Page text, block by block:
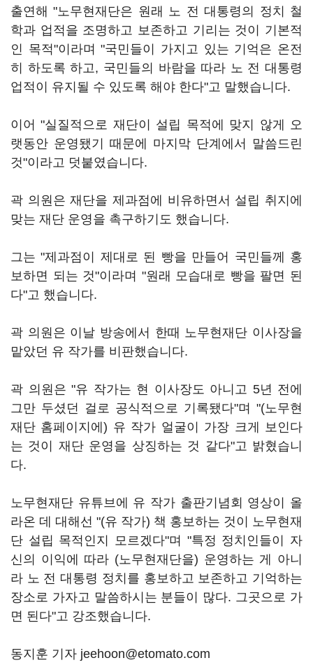
출연해 "노무현재단은 원래 노 전 대통령의 정치 철
학과 업적을 조명하고 보존하고 기리는 것이 기본적
인 목적"이라며 "국민들이 가지고 있는 기억은 온전
히 하도록 하고, 국민들의 바람을 따라 노 전 대통령
업적이 유지될 수 있도록 해야 한다"고 말했습니다.
이어 "실질적으로 재단이 설립 목적에 맞지 않게 오
랫동안 운영됐기 때문에 마지막 단계에서 말씀드린
것"이라고 덧붙였습니다.
곽 의원은 재단을 제과점에 비유하면서 설립 취지에
맞는 재단 운영을 촉구하기도 했습니다.
그는 "제과점이 제대로 된 빵을 만들어 국민들께 홍
보하면 되는 것"이라며 "원래 모습대로 빵을 팔면 된
다"고 했습니다.
곽 의원은 이날 방송에서 한때 노무현재단 이사장을
맡았던 유 작가를 비판했습니다.
곽 의원은 "유 작가는 현 이사장도 아니고 5년 전에
그만 두셨던 걸로 공식적으로 기록됐다"며 "(노무현
재단 홈페이지에) 유 작가 얼굴이 가장 크게 보인다
는 것이 재단 운영을 상징하는 것 같다"고 밝혔습니
다.
노무현재단 유튜브에 유 작가 출판기념회 영상이 올
라온 데 대해선 "(유 작가) 책 홍보하는 것이 노무현재
단 설립 목적인지 모르겠다"며 "특정 정치인들이 자
신의 이익에 따라 (노무현재단을) 운영하는 게 아니
라 노 전 대통령 정치를 홍보하고 보존하고 기억하는
장소로 가자고 말씀하시는 분들이 많다. 그곳으로 가
면 된다"고 강조했습니다.
동지훈 기자 jeehoon@etomato.com